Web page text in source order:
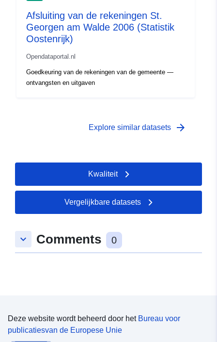
Afsluiting van de rekeningen St.
Georgen am Walde 2006 (Statistik
Oostenrijk)
Opendataportal.nl
Goedkeuring van de rekeningen van de gemeente —
ontvangsten en uitgaven
Explore similar datasets arrow_forward
Kwaliteit
Vergelijkbare datasets
keyboard_arrow_down Comments 0
Deze website wordt beheerd door het Bureau voor
publicatiesvan de Europese Unie